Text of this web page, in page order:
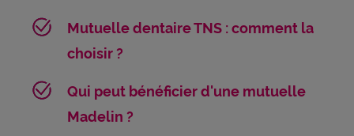
Mutuelle dentaire TNS : comment la
choisir ?
Qui peut bénéficier d'une mutuelle
Madelin ?